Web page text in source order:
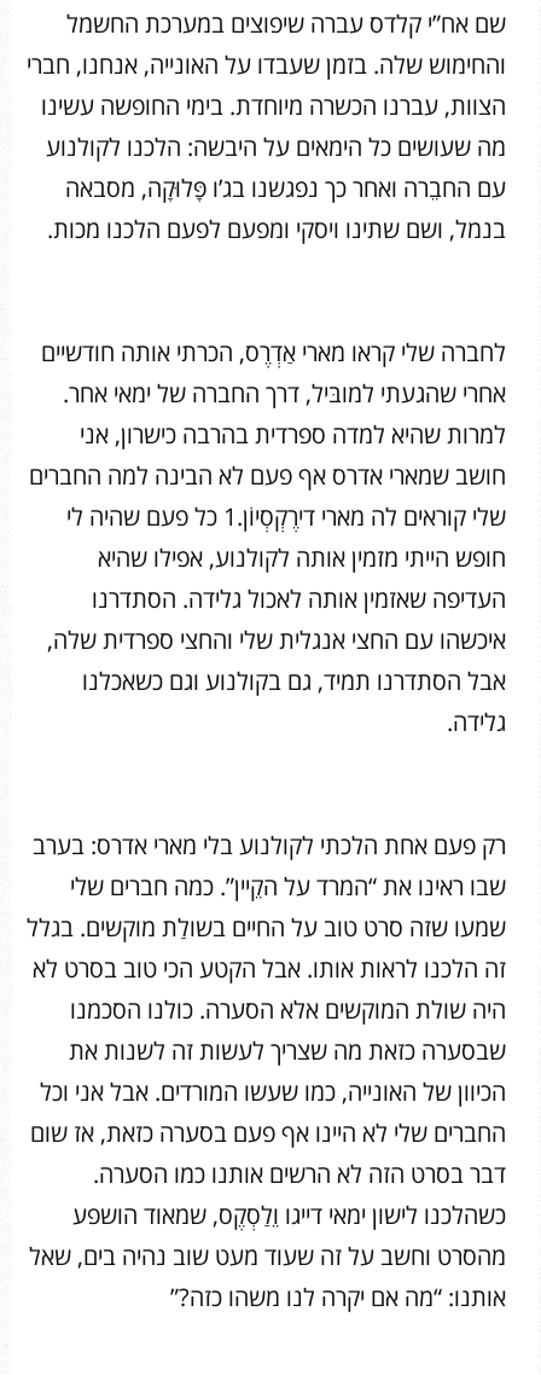
שם אח”י קלדס עברה שיפוצים במערכת החשמל
והחימוש שלה. בזמן שעבדו על האונייה, אנחנו, חברי
הצוות, עברנו הכשרה מיוחדת. בימי החופשה עשינו
מה שעושים כל הימאים על היבשה: הלכנו לקולנוע
עם החבֵרה ואחר כך נפגשנו בג’ו פָּלוּקָה, מסבאה
בנמל, ושם שתינו ויסקי ומפעם לפעם הלכנו מכות.
לחברה שלי קראו מארי אַדְרֶס, הכרתי אותה חודשיים
אחרי שהגעתי למובּיל, דרך החברה של ימאי אחר.
למרות שהיא למדה ספרדית בהרבה כישרון, אני
חושב שמארי אדרס אף פעם לא הבינה למה החברים
שלי קוראים לה מארי דירֶקְסְיוֹן.1 כל פעם שהיה לי
חופש הייתי מזמין אותה לקולנוע, אפילו שהיא
העדיפה שאזמין אותה לאכול גלידה. הסתדרנו
איכשהו עם החצי אנגלית שלי והחצי ספרדית שלה,
אבל הסתדרנו תמיד, גם בקולנוע וגם כשאכלנו
גלידה.
רק פעם אחת הלכתי לקולנוע בלי מארי אדרס: בערב
שבו ראינו את “המרד על הקֵיין”. כמה חברים שלי
שמעו שזה סרט טוב על החיים בשולַת מוקשים. בגלל
זה הלכנו לראות אותו. אבל הקטע הכי טוב בסרט לא
היה שולת המוקשים אלא הסערה. כולנו הסכמנו
שבסערה כזאת מה שצריך לעשות זה לשנות את
הכיוון של האונייה, כמו שעשו המורדים. אבל אני וכל
החברים שלי לא היינו אף פעם בסערה כזאת, אז שום
דבר בסרט הזה לא הרשים אותנו כמו הסערה.
כשהלכנו לישון ימאי דייגו וֵלַסְקֶס, שמאוד הושפע
מהסרט וחשב על זה שעוד מעט שוב נהיה בים, שאל
אותנו: “מה אם יקרה לנו משהו כזה?”